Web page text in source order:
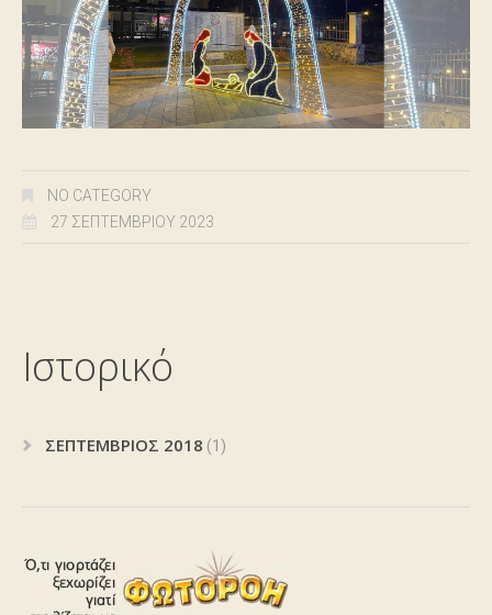
NO CATEGORY
27 ΣΕΠΤΕΜΒΡΊΟΥ 2023
Ιστορικό
ΣΕΠΤΈΜΒΡΙΟΣ 2018 (1)